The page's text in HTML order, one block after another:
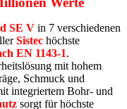
SE V in 7 verschiedenen
Sistec höchste
EN 1143-1.
mit hohem
Schmuck und
integriertem Bohr- und
sorgt für höchste